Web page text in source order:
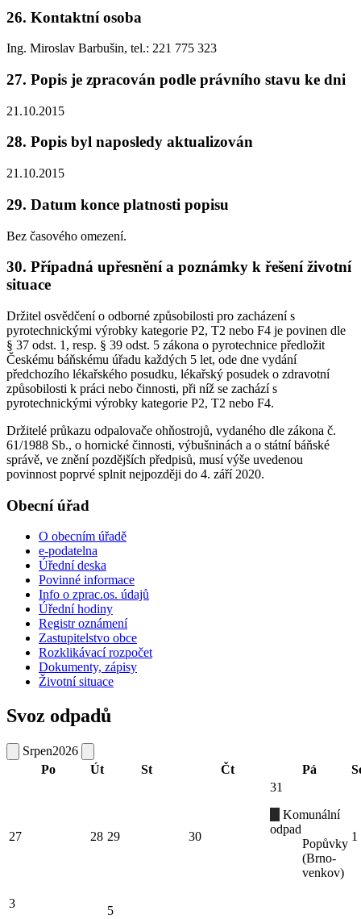
26. Kontaktní osoba
Ing. Miroslav Barbušin, tel.: 221 775 323
27. Popis je zpracován podle právního stavu ke dni
21.10.2015
28. Popis byl naposledy aktualizován
21.10.2015
29. Datum konce platnosti popisu
Bez časového omezení.
30. Případná upřesnění a poznámky k řešení životní
situace
Držitel osvědčení o odborné způsobilosti pro zacházení s
pyrotechnickými výrobky kategorie P2, T2 nebo F4 je povinen dle
§ 37 odst. 1, resp. § 39 odst. 5 zákona o pyrotechnice předložit
Českému báňskému úřadu každých 5 let, ode dne vydání
předchozího lékařského posudku, lékařský posudek o zdravotní
způsobilosti k práci nebo činnosti, při níž se zachází s
pyrotechnickými výrobky kategorie P2, T2 nebo F4.
Držitelé průkazu odpalovače ohňostrojů, vydaného dle zákona č.
61/1988 Sb., o hornické činnosti, výbušninách a o státní báňské
správě, ve znění pozdějších předpisů, musí výše uvedenou
povinnost poprvé splnit nejpozději do 4. září 2020.
Obecní úřad
O obecním úřadě
e-podatelna
Úřední deska
Povinné informace
Info o zprac.os. údajů
Úřední hodiny
Registr oznámení
Zastupitelstvo obce
Rozklikávací rozpočet
Dokumenty, zápisy
Životní situace
Svoz odpadů
Srpen2026
Po
Út St Čt Pá
27 28 29 30
31
Komunální
odpad
Popůvky
(Brno-
venkov)
1
3
5